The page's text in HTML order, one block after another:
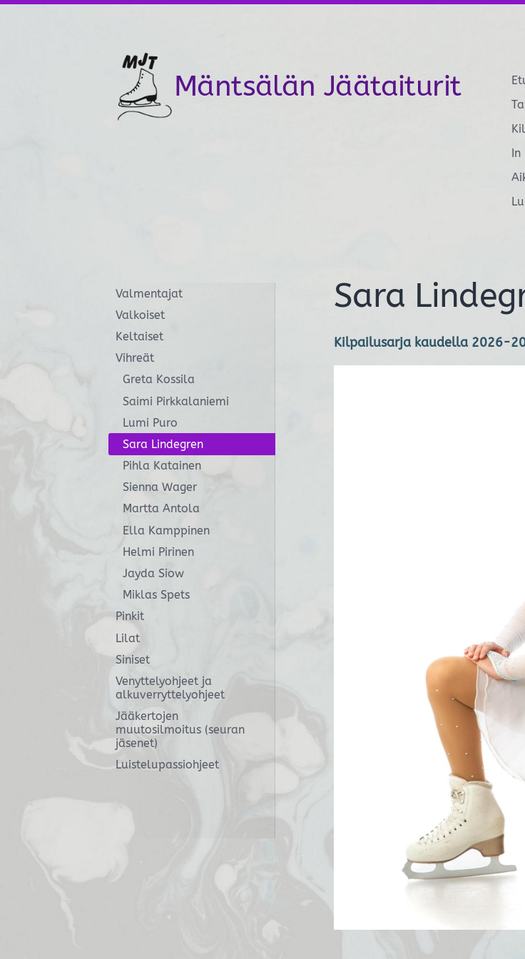
Mäntsälän Jäätaiturit
In
Valmentajat
Valkoiset
Keltaiset
Vihreät
Greta Kossila
Saimi Pirkkalaniemi
Lumi Puro
Sara Lindegren
Pihla Katainen
Sienna Wager
Martta Antola
Ella Kamppinen
Helmi Pirinen
Jayda Siow
Miklas Spets
Pinkit
Lilat
Siniset
Venyttelyohjeet ja
alkuverryttelyohjeet
Jääkertojen
muutosilmoitus (seuran
jäsenet)
Luistelupassiohjeet
Sara
Kilpailusarja kaudella 2026-